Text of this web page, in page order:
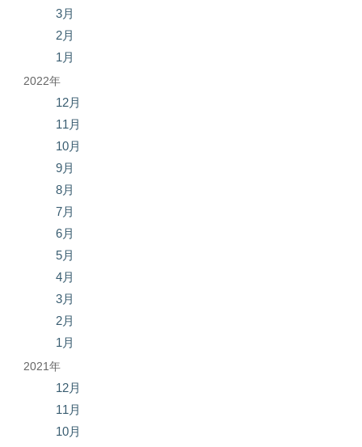
3月
2月
1月
2022年
12月
11月
10月
9月
8月
7月
6月
5月
4月
3月
2月
1月
2021年
12月
11月
10月